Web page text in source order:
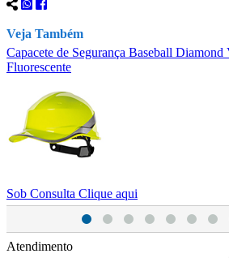
Veja Também
Capacete de Segurança Baseball
Fluorescente
Sob Consulta Clique aqui
Atendimento